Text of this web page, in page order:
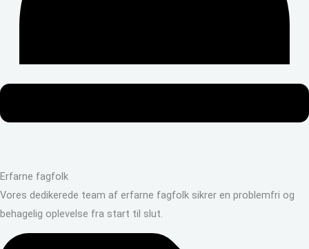
Erfarne fagfolk
Vores dedikerede team af erfarne fagfolk sikrer en problemfri og
behagelig oplevelse fra start til slut.